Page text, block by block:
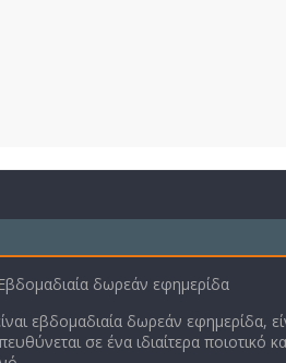
δωρεάν εφημερίδα
εβδομαδιαία δωρεάν εφημερίδα,
σε ένα ιδιαίτερα ποιοτικό